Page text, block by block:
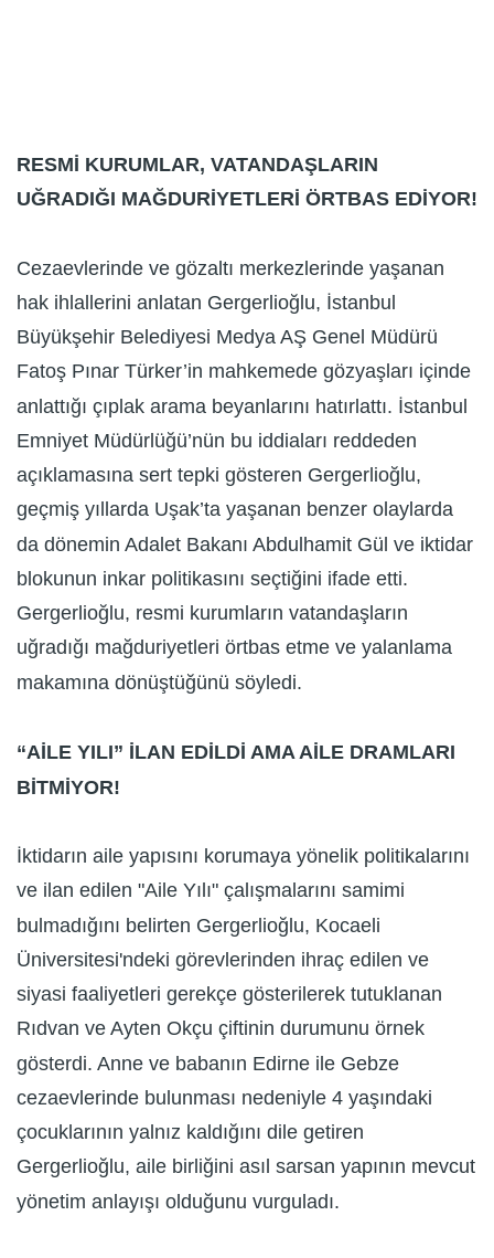
RESMİ KURUMLAR, VATANDAŞLARIN
UĞRADIĞI MAĞDURİYETLERİ ÖRTBAS EDİYOR!
Cezaevlerinde ve gözaltı merkezlerinde yaşanan
hak ihlallerini anlatan Gergerlioğlu, İstanbul
Büyükşehir Belediyesi Medya AŞ Genel Müdürü
Fatoş Pınar Türker’in mahkemede gözyaşları içinde
anlattığı çıplak arama beyanlarını hatırlattı. İstanbul
Emniyet Müdürlüğü’nün bu iddiaları reddeden
açıklamasına sert tepki gösteren Gergerlioğlu,
geçmiş yıllarda Uşak’ta yaşanan benzer olaylarda
da dönemin Adalet Bakanı Abdulhamit Gül ve iktidar
blokunun inkar politikasını seçtiğini ifade etti.
Gergerlioğlu, resmi kurumların vatandaşların
uğradığı mağduriyetleri örtbas etme ve yalanlama
makamına dönüştüğünü söyledi.
“AİLE YILI” İLAN EDİLDİ AMA AİLE DRAMLARI
BİTMİYOR!
İktidarın aile yapısını korumaya yönelik politikalarını
ve ilan edilen "Aile Yılı" çalışmalarını samimi
bulmadığını belirten Gergerlioğlu, Kocaeli
Üniversitesi'ndeki görevlerinden ihraç edilen ve
siyasi faaliyetleri gerekçe gösterilerek tutuklanan
Rıdvan ve Ayten Okçu çiftinin durumunu örnek
gösterdi. Anne ve babanın Edirne ile Gebze
cezaevlerinde bulunması nedeniyle 4 yaşındaki
çocuklarının yalnız kaldığını dile getiren
Gergerlioğlu, aile birliğini asıl sarsan yapının mevcut
yönetim anlayışı olduğunu vurguladı.